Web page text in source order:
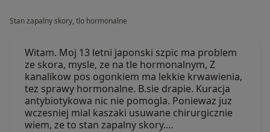
Stan zapalny skory, tlo hormonalne
Witam. Moj 13 letni japonski szpic ma problem
ze skora, mysle, ze na tle hormonalnym, Z
kanalikow pos ogonkiem ma lekkie krwawienia,
tez sprawy hormonalne. B.sie drapie. Kuracja
antybiotykowa nic nie pomogla. Poniewaz juz
wczesniej mial kaszaki usuwane chirurgicznie
wiem, ze to stan zapalny skory.…